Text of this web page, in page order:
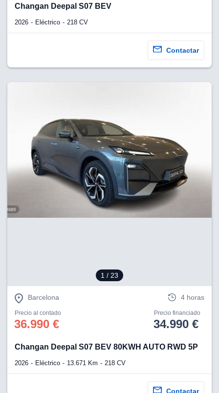
Changan Deepal S07 BEV
2026 Eléctrico 218 CV
Contactar
1 / 23
Barcelona 4 horas
Precio al contado
36.990 €
Precio financiado
34.990 €
Changan Deepal S07 BEV 80KWH AUTO RWD 5P
2026 Eléctrico 13.671 Km 218 CV
Contactar